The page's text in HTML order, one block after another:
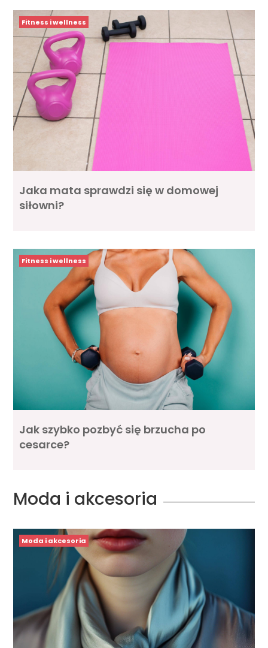
Fitness i wellness
Jaka mata sprawdzi się w domowej
siłowni?
Fitness i wellness
Jak szybko pozbyć się brzucha po
cesarce?
Moda i akcesoria
Moda i akcesoria